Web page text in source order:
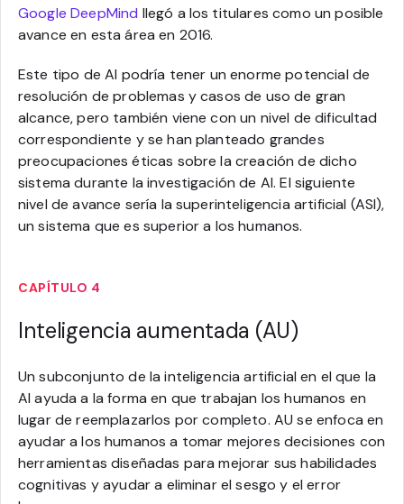
Google DeepMind llegó a los titulares como un posible
avance en esta área en 2016.
Este tipo de AI podría tener un enorme potencial de
resolución de problemas y casos de uso de gran
alcance, pero también viene con un nivel de dificultad
correspondiente y se han planteado grandes
preocupaciones éticas sobre la creación de dicho
sistema durante la investigación de AI. El siguiente
nivel de avance sería la superinteligencia artificial (ASI),
un sistema que es superior a los humanos.
CAPÍTULO 4
Inteligencia aumentada (AU)
Un subconjunto de la inteligencia artificial en el que la
AI ayuda a la forma en que trabajan los humanos en
lugar de reemplazarlos por completo. AU se enfoca en
ayudar a los humanos a tomar mejores decisiones con
herramientas diseñadas para mejorar sus habilidades
cognitivas y ayudar a eliminar el sesgo y el error